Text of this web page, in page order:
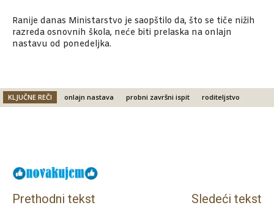
Ranije danas Ministarstvo je saopštilo da, što se tiče nižih
razreda osnovnih škola, neće biti prelaska na onlajn
nastavu od ponedeljka.
KLJUČNE REČI onlajn nastava probni završni ispit roditeljstvo
Prethodni tekst Sledeći tekst